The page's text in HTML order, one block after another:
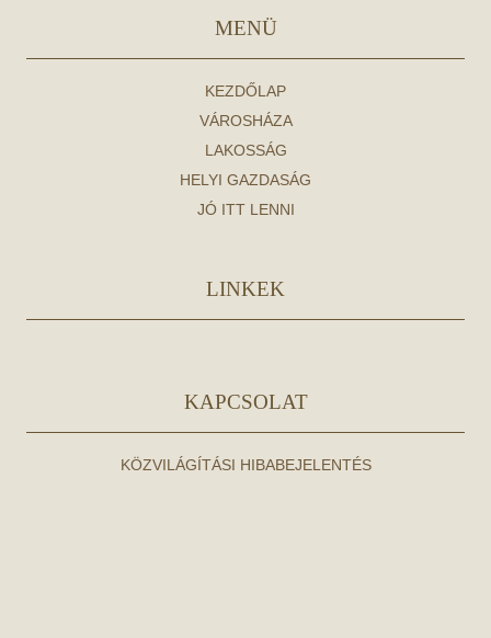
MENÜ
KEZDŐLAP
VÁROSHÁZA
LAKOSSÁG
HELYI GAZDASÁG
JÓ ITT LENNI
LINKEK
KAPCSOLAT
KÖZVILÁGÍTÁSI HIBABEJELENTÉS